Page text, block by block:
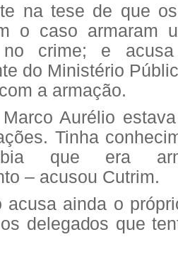
na tese de que
o caso armaram
no crime; e
do Ministério
a armação.
Aurélio
Tinha
que era
– acusou Cutrim.
acusa ainda o
delegados que